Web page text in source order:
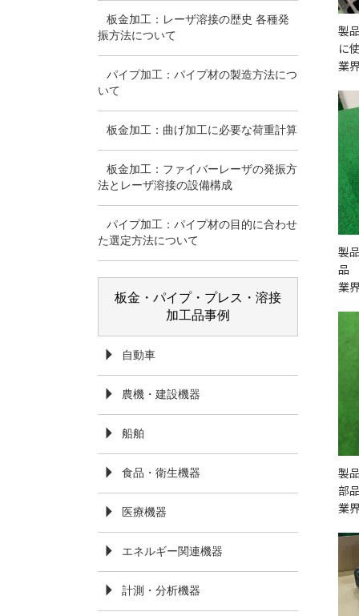
製
に
業
製
品
業
製
部
業
板金加工：レーザ溶接の歴史 各種発
振方法について
パイプ加工：パイプ材の製造方法につ
いて
板金加工：曲げ加工に必要な荷重計算
板金加工：ファイバーレーザの発振方
法とレーザ溶接の設備構成
パイプ加工：パイプ材の目的に合わせ
た選定方法について
板金・パイプ・プレス・溶接
加工品事例
自動車
農機・建設機器
船舶
食品・衛生機器
医療機器
エネルギー関連機器
計測・分析機器